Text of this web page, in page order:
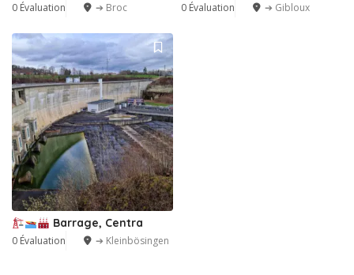
0 Évaluation ➔ Broc 0 Évaluation ➔ Gibloux
Barrage, Centra
0 Évaluation ➔ Kleinbösingen